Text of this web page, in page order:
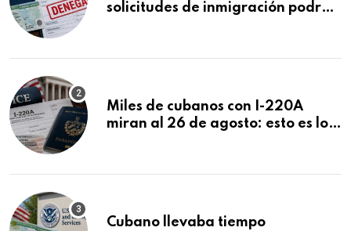
solicitudes de inmigración podrán
Miles de cubanos con I-220A
miran al 26 de agosto: esto es lo
Cubano llevaba tiempo